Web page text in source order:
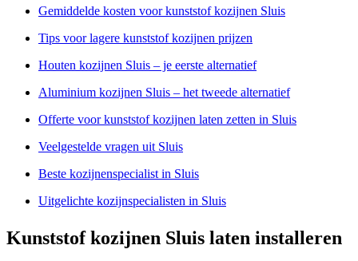
Gemiddelde kosten voor kunststof kozijnen Sluis
Tips voor lagere kunststof kozijnen prijzen
Houten kozijnen Sluis – je eerste alternatief
Aluminium kozijnen Sluis – het tweede alternatief
Offerte voor kunststof kozijnen laten zetten in Sluis
Veelgestelde vragen uit Sluis
Beste kozijnenspecialist in Sluis
Uitgelichte kozijnspecialisten in Sluis
Kunststof kozijnen Sluis laten installeren